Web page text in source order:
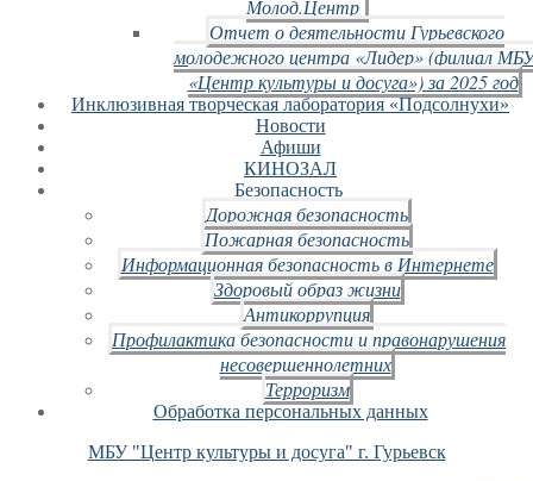
Молод.Центр
Отчет о деятельности Гурьевского
молодежного центра «Лидер» (филиал
«Центр культуры и досуга») за 2025 год
Инклюзивная творческая лаборатория «Подсолнухи»
Новости
Афиши
КИНОЗАЛ
Безопасность
Дорожная безопасность
Пожарная безопасность
Информационная безопасность в Интернете
Здоровый образ жизни
Антикоррупция
Профилактика безопасности и правонарушения
несовершеннолетних
Терроризм
Обработка персональных данных
МБУ "Центр культуры и досуга" г. Гурьевск